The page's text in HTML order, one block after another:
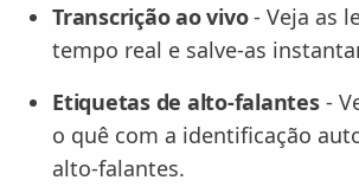
Transcrição ao vivo- Veja as
tempo real e salve-as
Etiquetas de alto-falantes-
o quê com a identificação
alto-falantes.